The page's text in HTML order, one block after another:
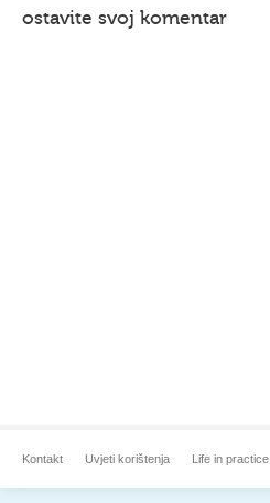
ostavite svoj komentar
Kontakt Uvjeti korištenja Life in practice